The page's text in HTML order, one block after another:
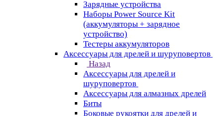
Зарядные устройства
Наборы Power Source Kit
(аккумуляторы + зарядное
устройство)
Тестеры аккумуляторов
Аксессуары для дрелей и шуруповертов
Назад
Аксессуары для дрелей и
шуруповертов
Аксессуары для алмазных дрелей
Биты
Боковые рукоятки для дрелей и